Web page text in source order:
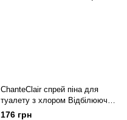
ChanteClair спрей піна для
туалету з хлором Відбілююча
625 мл.
176 грн